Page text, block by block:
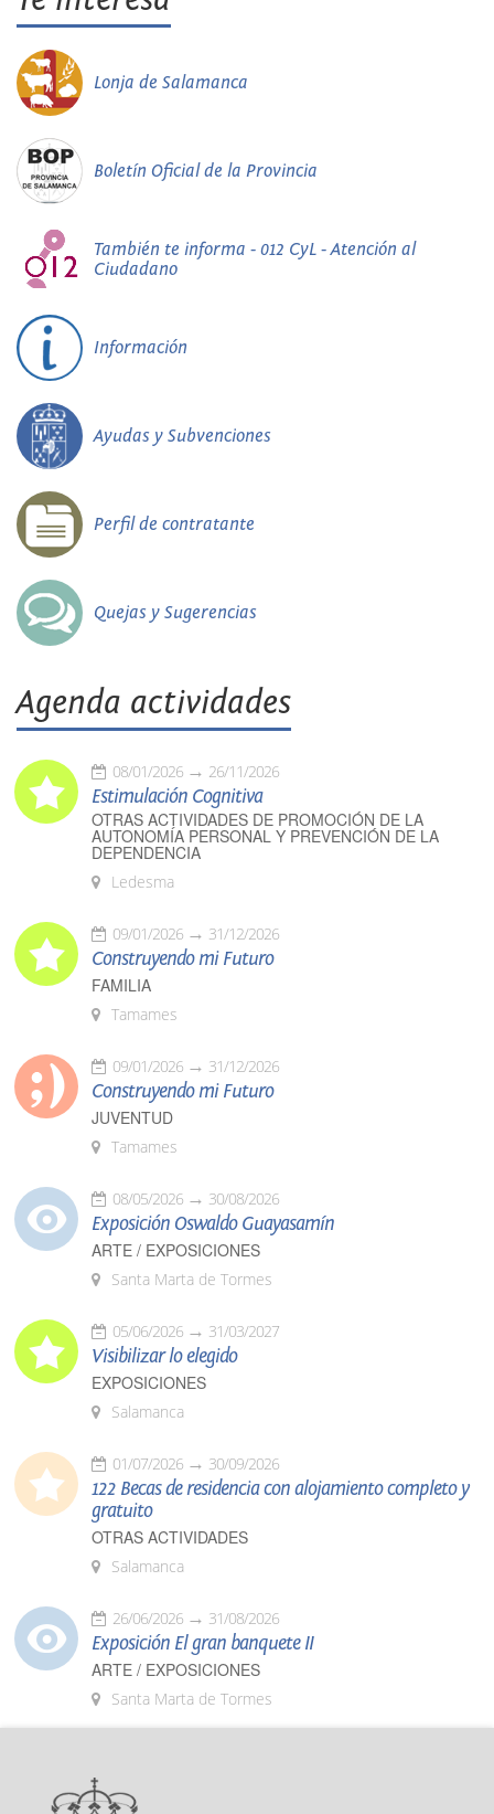
Lonja de Salamanca
Boletín Oficial de la Provincia
También te informa - 012 CyL - Atención al
Ciudadano
Información
Ayudas y Subvenciones
Perfil de contratante
Quejas y Sugerencias
Agenda actividades
08/01/2026 26/11/2026
Estimulación Cognitiva
OTRAS ACTIVIDADES DE PROMOCIÓN DE LA
AUTONOMÍA PERSONAL Y PREVENCIÓN DE LA
DEPENDENCIA
Ledesma
09/01/2026 31/12/2026
Construyendo mi Futuro
FAMILIA
Tamames
09/01/2026 31/12/2026
Construyendo mi Futuro
JUVENTUD
Tamames
08/05/2026 30/08/2026
Exposición Oswaldo Guayasamín
ARTE / EXPOSICIONES
Santa Marta de Tormes
05/06/2026 31/03/2027
Visibilizar lo elegido
EXPOSICIONES
Salamanca
01/07/2026 30/09/2026
122 Becas de residencia con alojamiento completo y
gratuito
OTRAS ACTIVIDADES
Salamanca
26/06/2026 31/08/2026
Exposición El gran banquete II
ARTE / EXPOSICIONES
Santa Marta de Tormes